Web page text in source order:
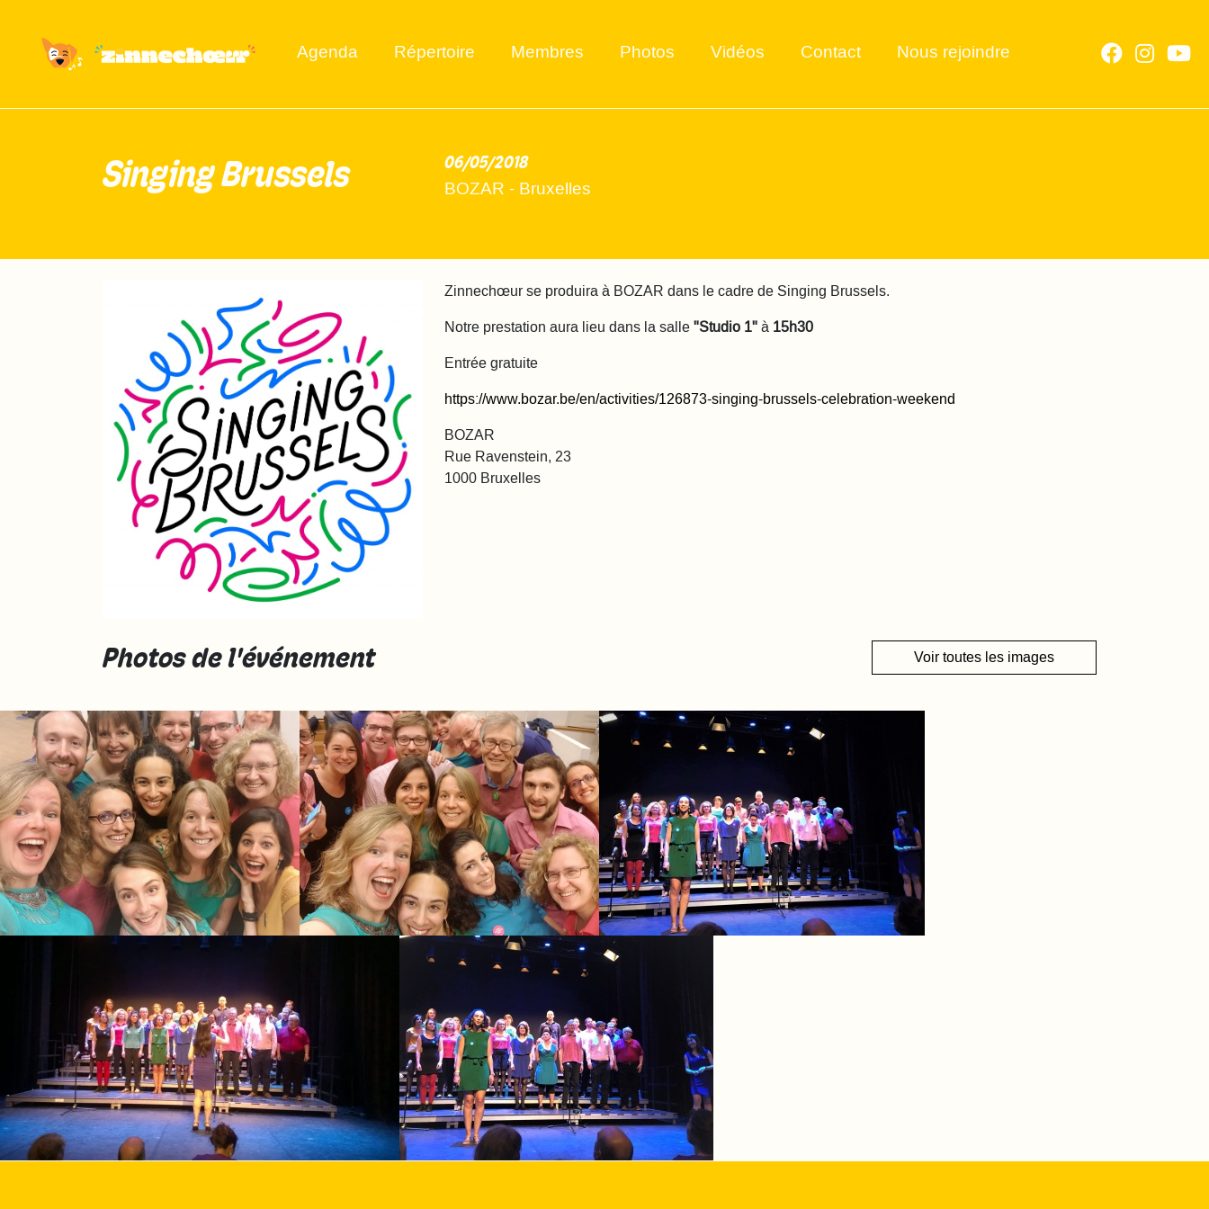
Agenda Répertoire Membres Photos Vidéos Contact Nous rejoindre
Singing Brussels 06/05/2018
2018-05-06
BOZAR - Bruxelles
Zinnechœur se produira à BOZAR dans le cadre de Singing Brussels.
Notre prestation aura lieu dans la salle"Studio 1"à 15h30
Entrée gratuite
https://www.bozar.be/en/activities/126873-singing-brussels-celebration-weekend
BOZAR
Rue Ravenstein, 23
1000 Bruxelles
Photos de l'événement Voir toutes les images